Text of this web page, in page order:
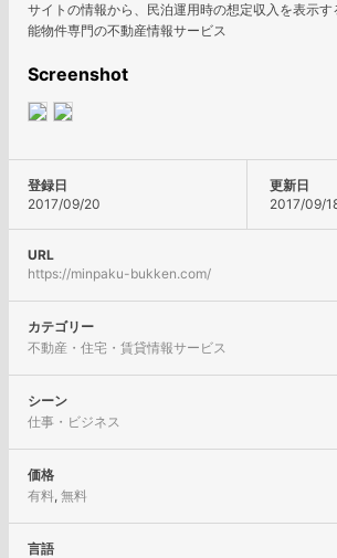
サイトの情報から、民泊運用時の想定収入を表示
能物件専門の不動産情報サービス
Screenshot
登録日
2017/09/20
更新日
2017/09/
URL
https://minpaku-bukken.com/
カテゴリー
不動産・住宅・賃貸情報サービス
シーン
仕事・ビジネス
価格
有料,無料
言語